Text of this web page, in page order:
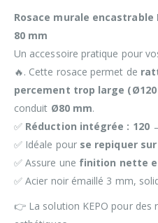
Rosace murale encastrable
80 mm
Un accessoire pratique pour
🔥. Cette rosace permet de
percement trop large (Ø120
conduit Ø80 mm.
✅ Réduction intégrée : 120
✅ Idéale pour se repiquer
✅ Assure une finition nette
✅ Acier noir émaillé 3 mm,
👉 La solution KEPO pour des